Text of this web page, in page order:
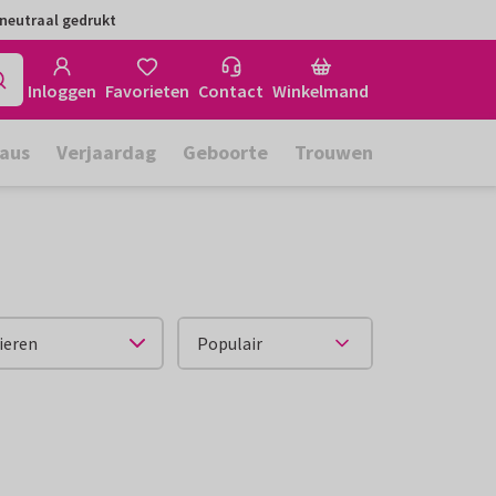
gedrukt
Inloggen Favorieten Contact Winkelmand
Verjaardag Geboorte Trouwen